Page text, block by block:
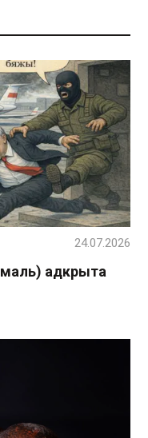
адкрыта
24.07.2026